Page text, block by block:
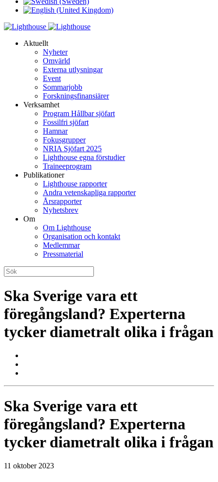
Aktuellt
Nyheter
Omvärld
Externa utlysningar
Event
Sommarjobb
Forskningsfinansiärer
Verksamhet
Program Hållbar sjöfart
Fossilfri sjöfart
Hamnar
Fokusgrupper
NRIA Sjöfart 2025
Lighthouse egna förstudier
Traineeprogram
Publikationer
Lighthouse rapporter
Andra vetenskapliga rapporter
Årsrapporter
Nyhetsbrev
Om
Om Lighthouse
Organisation och kontakt
Medlemmar
Pressmaterial
Ska Sverige vara ett
föregångsland? Experterna
tycker diametralt olika i frågan
Ska Sverige vara ett
föregångsland? Experterna
tycker diametralt olika i frågan
11 oktober 2023